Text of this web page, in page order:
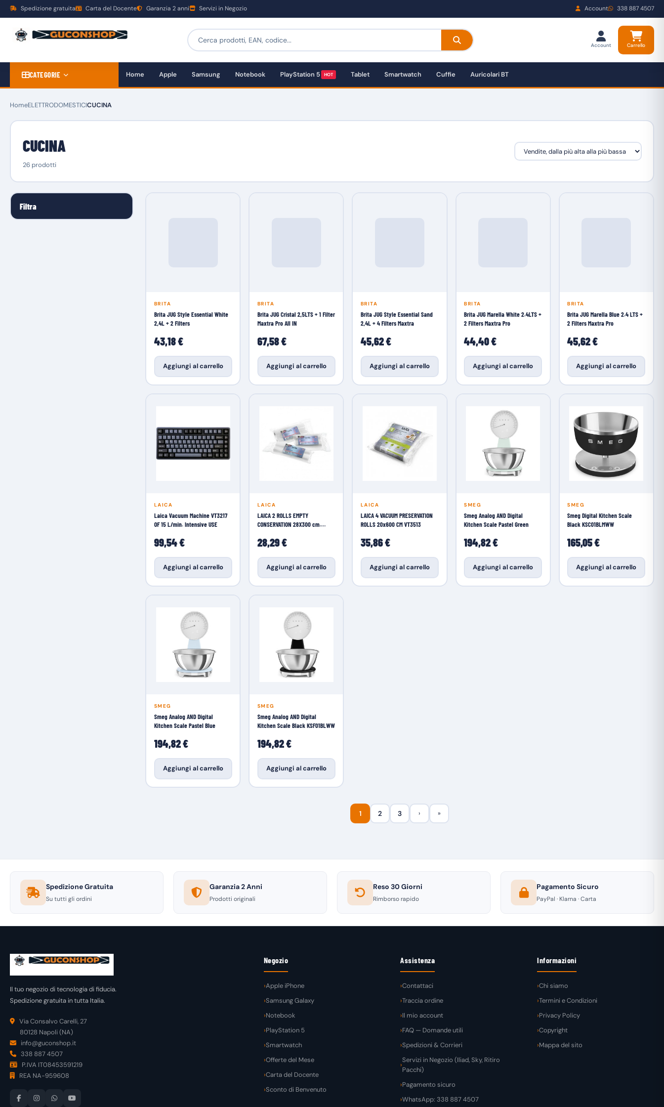
Spedizione gratuita Carta del Docente Garanzia 2 anni Servizi in Negozio Account 338 887 4507
Account Carrello
CATEGORIE Home Apple Samsung Notebook PlayStation 5 HOT Tablet Smartwatch Cuffie Auricolari BT
HomeELETTRODOMESTICICUCINA
CUCINA
26 prodotti
Filtra
BRITA
Brita JUG Style Essential White
2,4L + 2 Filters
43,18 €
Aggiungi al carrello
BRITA
Brita JUG Cristal 2,5LTS + 1 Filter
Maxtra Pro All IN
67,58 €
Aggiungi al carrello
BRITA
Brita JUG Style Essential Sand
2,4L + 4 Filters Maxtra
45,62 €
Aggiungi al carrello
BRITA
Brita JUG Marella White 2.4LTS +
2 Filters Maxtra Pro
44,40 €
Aggiungi al carrello
BRITA
Brita JUG Marella Blue 2.4 LTS +
2 Filters Maxtra Pro
45,62 €
Aggiungi al carrello
LAICA
Laica Vacuum Machine VT3217
OF 15 L/min. Intensive USE
99,54 €
Aggiungi al carrello
LAICA
LAICA 2 ROLLS EMPTY
CONSERVATION 28X300 cm.
28,29 €
Aggiungi al carrello
LAICA
LAICA 4 VACUUM PRESERVATION
ROLLS 20x600 CM VT3513
35,86 €
Aggiungi al carrello
SMEG
Smeg Analog AND Digital
Kitchen Scale Pastel Green
194,82 €
Aggiungi al carrello
SMEG
Smeg Digital Kitchen Scale
Black KSC01BLMWW
165,05 €
Aggiungi al carrello
SMEG
Smeg Analog AND Digital
Kitchen Scale Pastel Blue
194,82 €
Aggiungi al carrello
SMEG
Smeg Analog AND Digital
Kitchen Scale Black KSF01BLWW
194,82 €
Aggiungi al carrello
1 2 3 › »
Spedizione Gratuita
Su tutti gli ordini
Garanzia 2 Anni
Prodotti originali
Reso 30 Giorni
Rimborso rapido
Pagamento Sicuro
PayPal · Klarna · Carta
Il tuo negozio di tecnologia di fiducia.
Spedizione gratuita in tutta Italia.
Via Consalvo Carelli, 27
80128 Napoli (NA)
info@guconshop.it
338 887 4507
P.IVA IT08453591219
REA NA-959608
Negozio
Apple iPhone
Samsung Galaxy
Notebook
PlayStation 5
Smartwatch
Offerte del Mese
Carta del Docente
Sconto di Benvenuto
Assistenza
Contattaci
Traccia ordine
Il mio account
FAQ — Domande utili
Spedizioni & Corrieri
Servizi in Negozio (Iliad, Sky, Ritiro
Pacchi)
Pagamento sicuro
WhatsApp: 338 887 4507
Informazioni
Chi siamo
Termini e Condizioni
Privacy Policy
Copyright
Mappa del sito